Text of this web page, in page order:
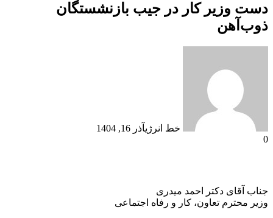
دست وزیر کار در جیب بازنشستگان
ذوب‌آهن
خط انرژیآذر 16, 1404
0
جناب آقای دکتر احمد میدری
وزیر محترم تعاون، کار و رفاه اجتماعی